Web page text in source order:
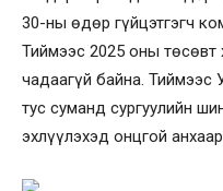
30-ны өдөр гүйцэтгэгч
Тиймээс 2025 оны төсөвт
чадаагүй байна.
тус суманд сургуулийн
эхлүүлэхэд онцгой